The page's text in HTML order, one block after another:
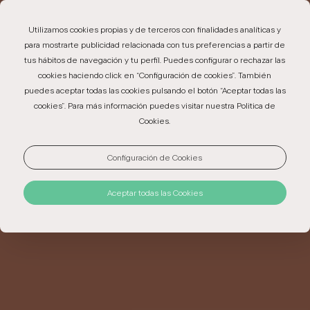
EN PT
UBICACIÓN
Castelo nº 1, en pleno centro histórico de Marvão, a
pocos pasos de la fortaleza. A tan solo 13 km,
también es posible cruzar la frontera con España.
Utilizamos cookies propias y de terceros con finalidades analíticas y
para mostrarte publicidad relacionada con tus preferencias a partir de
tus hábitos de navegación y tu perfil. Puedes configurar o rechazar las
cookies haciendo click en “Configuración de cookies”. También
puedes aceptar todas las cookies pulsando el botón “Aceptar todas las
cookies”. Para más información puedes visitar nuestra Politica de
Cookies.
Configuración de Cookies
Aceptar todas las Cookies